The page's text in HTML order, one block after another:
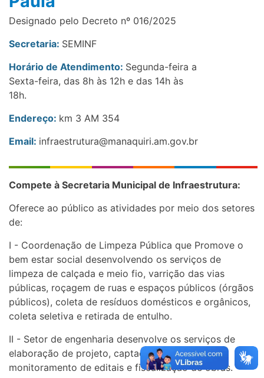
Designado pelo Decreto nº 016/2025
Secretaria: SEMINF
Horário de Atendimento: Segunda-feira a
Sexta-feira, das 8h às 12h e das 14h às
18h.
Endereço: km 3 AM 354
Email: infraestrutura@manaquiri.am.gov.br
Compete à Secretaria Municipal de Infraestrutura:
Oferece ao público as atividades por meio dos setores
de:
I - Coordenação de Limpeza Pública que Promove o
bem estar social desenvolvendo os serviços de
limpeza de calçada e meio fio, varrição das vias
públicas, roçagem de ruas e espaços públicos (órgãos
públicos), coleta de resíduos domésticos e orgânicos,
coleta seletiva e retirada de entulho.
II - Setor de engenharia desenvolve os serviços de
elaboração de projeto, captação de recurso,
monitoramento de editais e fiscalização de obras.